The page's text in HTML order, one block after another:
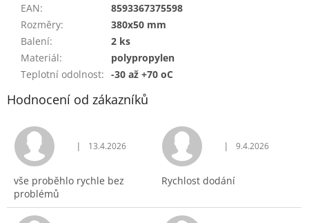
EAN:
8593367375598
Rozměry:
380x50 mm
Balení:
2 ks
Materiál:
polypropylen
Teplotní odolnost: -30 až +70 oC
Hodnocení od zákazníků
Hodnocení obchodu je 5 z 5 hvězdiček.
| 13.4.2026
vše proběhlo rychle bez
problémů
Hodnocení
| 9.4.2026
Rychlost dodání